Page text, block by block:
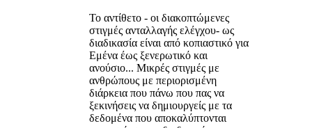
Το αντίθετο - οι διακοπτώμενες
στιγμές ανταλλαγής ελέγχου- ως
διαδικασία είναι από κοπιαστικό για
Εμένα έως ξενερωτικό και
ανούσιο... Μικρές στιγμές με
ανθρώπους με περιορισμένη
διάρκεια που πάνω που πας να
ξεκινήσεις να δημιουργείς με τα
δεδομένα που αποκαλύπτονται